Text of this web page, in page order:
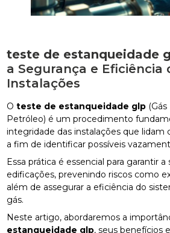
teste de estanqueidade
a Segurança e Eficiência
Instalações
Oteste de estanqueidade glp
Petróleo) é um procedimento
integridade das instalações que lidam
a fim de identificar possíveis
Essa prática é essencial para garantir a
edificações, prevenindo riscos como
além de assegurar a eficiência do
gás.
Neste artigo, abordaremos a
estanqueidade glp, seus benefícios